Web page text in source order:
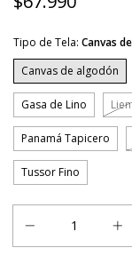
Tipo de Tela: Canvas
Canvas de algodón
Gasa de Lino
Panamá Tapicero
Tussor Fino